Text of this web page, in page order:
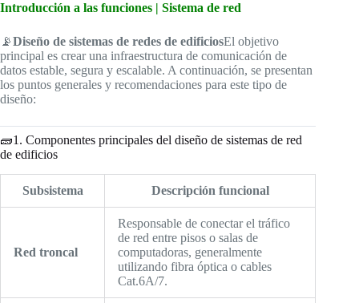
Introducción a las funciones | Sistema de red
📡Diseño de sistemas de redes de edificiosEl objetivo
principal es crear una infraestructura de comunicación de
datos estable, segura y escalable. A continuación, se presentan
los puntos generales y recomendaciones para este tipo de
diseño:
🧱1. Componentes principales del diseño de sistemas de red
de edificios
Subsistema Descripción funcional
Red troncal
Responsable de conectar el tráfico
de red entre pisos o salas de
computadoras, generalmente
utilizando fibra óptica o cables
Cat.6A/7.